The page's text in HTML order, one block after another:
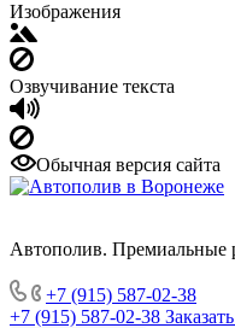
Изображения
Озвучивание текста
Обычная версия сайта
Автополив. Премиальные
+7 (915) 587-02-38
+7 (915) 587-02-38